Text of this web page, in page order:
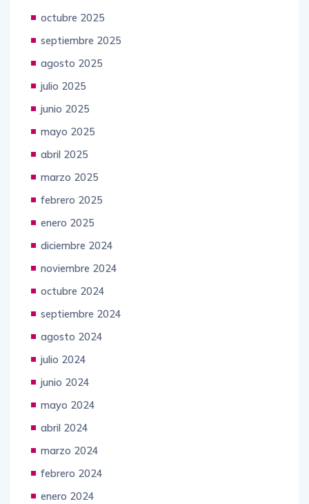
octubre 2025
septiembre 2025
agosto 2025
julio 2025
junio 2025
mayo 2025
abril 2025
marzo 2025
febrero 2025
enero 2025
diciembre 2024
noviembre 2024
octubre 2024
septiembre 2024
agosto 2024
julio 2024
junio 2024
mayo 2024
abril 2024
marzo 2024
febrero 2024
enero 2024